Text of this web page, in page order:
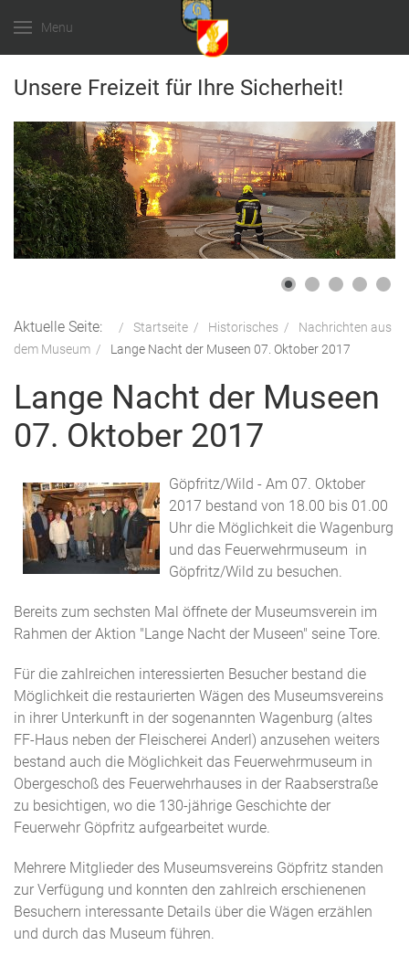
Menu
Unsere Freizeit für Ihre Sicherheit!
Aktuelle Seite: Startseite Historisches
Nachrichten aus
dem Museum
Lange Nacht der Museen 07. Oktober 2017
Lange Nacht der Museen
07. Oktober 2017
Göpfritz/Wild - Am 07. Oktober
2017 bestand von 18.00 bis 01.00
Uhr die Möglichkeit die Wagenburg
und das Feuerwehrmuseum in
Göpfritz/Wild zu besuchen.
Bereits zum sechsten Mal öffnete der Museumsverein im
Rahmen der Aktion "Lange Nacht der Museen" seine Tore.
Für die zahlreichen interessierten Besucher bestand die
Möglichkeit die restaurierten Wägen des Museumsvereins
in ihrer Unterkunft in der sogenannten Wagenburg (altes
FF-Haus neben der Fleischerei Anderl) anzusehen weiters
bestand auch die Möglichkeit das Feuerwehrmuseum in
Obergeschoß des Feuerwehrhauses in der Raabserstraße
zu besichtigen, wo die 130-jährige Geschichte der
Feuerwehr Göpfritz aufgearbeitet wurde.
Mehrere Mitglieder des Museumsvereins Göpfritz standen
zur Verfügung und konnten den zahlreich erschienenen
Besuchern interessante Details über die Wägen erzählen
und durch das Museum führen.